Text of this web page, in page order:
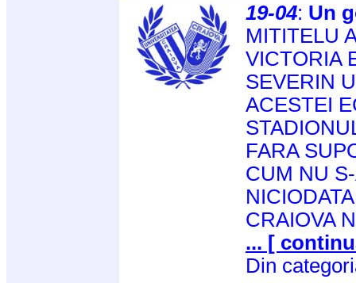
19-04: Un
MITITELU
VICTORIA
SEVERIN
ACESTEI
FARA
CUM NU
CRAIOVA
... [
Din